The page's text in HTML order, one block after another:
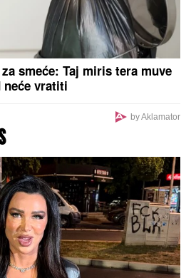
SA MILANOM
detalje o pevaču koje javnost
POVRATAK o kom svi